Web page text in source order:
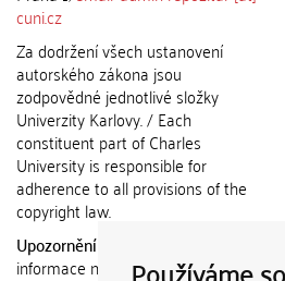
cuni.cz
Za dodržení všech ustanovení
autorského zákona jsou
zodpovědné jednotlivé složky
Univerzity Karlovy. / Each
constituent part of Charles
University is responsible for
adherence to all provisions of the
copyright law.
Upozornění / Notice:
informace nemohou být použity k